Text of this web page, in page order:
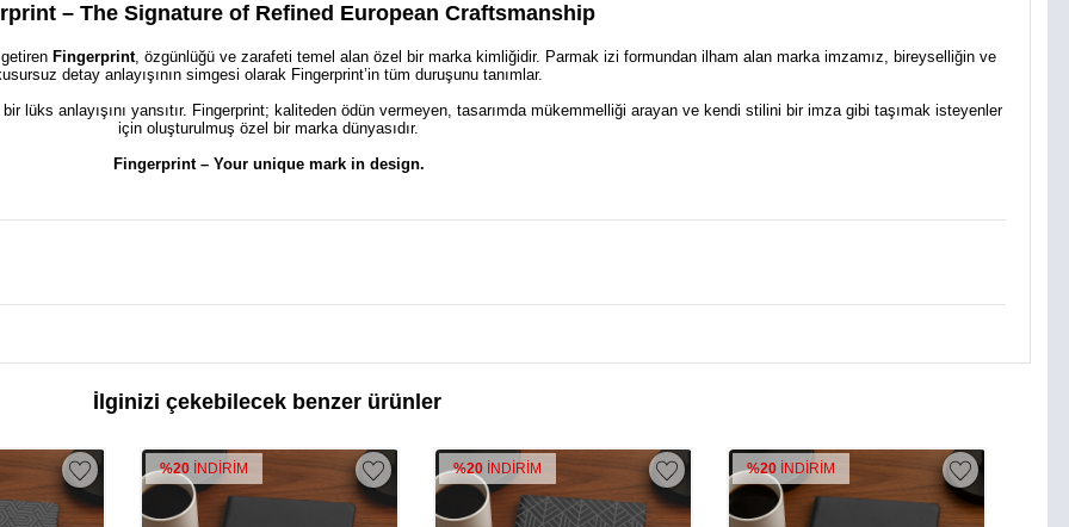
– The Signature of Refined European Craftsmanship
Fingerprint, özgünlüğü ve zarafeti temel alan özel bir marka kimliğidir. Parmak izi formundan ilham alan marka imzamız, bireyselliğin ve
detay anlayışının simgesi olarak Fingerprint’in tüm duruşunu tanımlar.
lüks anlayışını yansıtır. Fingerprint; kaliteden ödün vermeyen, tasarımda mükemmelliği arayan ve kendi stilini bir imza gibi taşımak isteyenler
için oluşturulmuş özel bir marka dünyasıdır.
Fingerprint – Your unique mark in design.
İlginizi çekebilecek benzer ürünler
%20 İNDİRİM %20 İNDİRİM %20 İNDİRİM